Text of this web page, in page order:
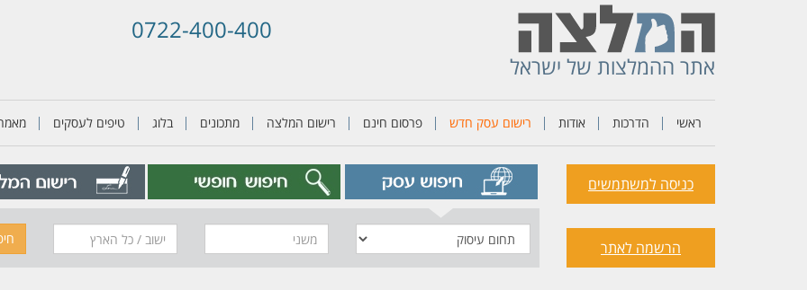
אתר ההמלצות של ישראל
0722-400-400
ראשי הדרכות אודות רישום עסק חדש פרסום חינם רישום המלצה מתכונים בלוג טיפים לעסקים
עיסוק
כניסה למשתמשים
הרשמה לאתר